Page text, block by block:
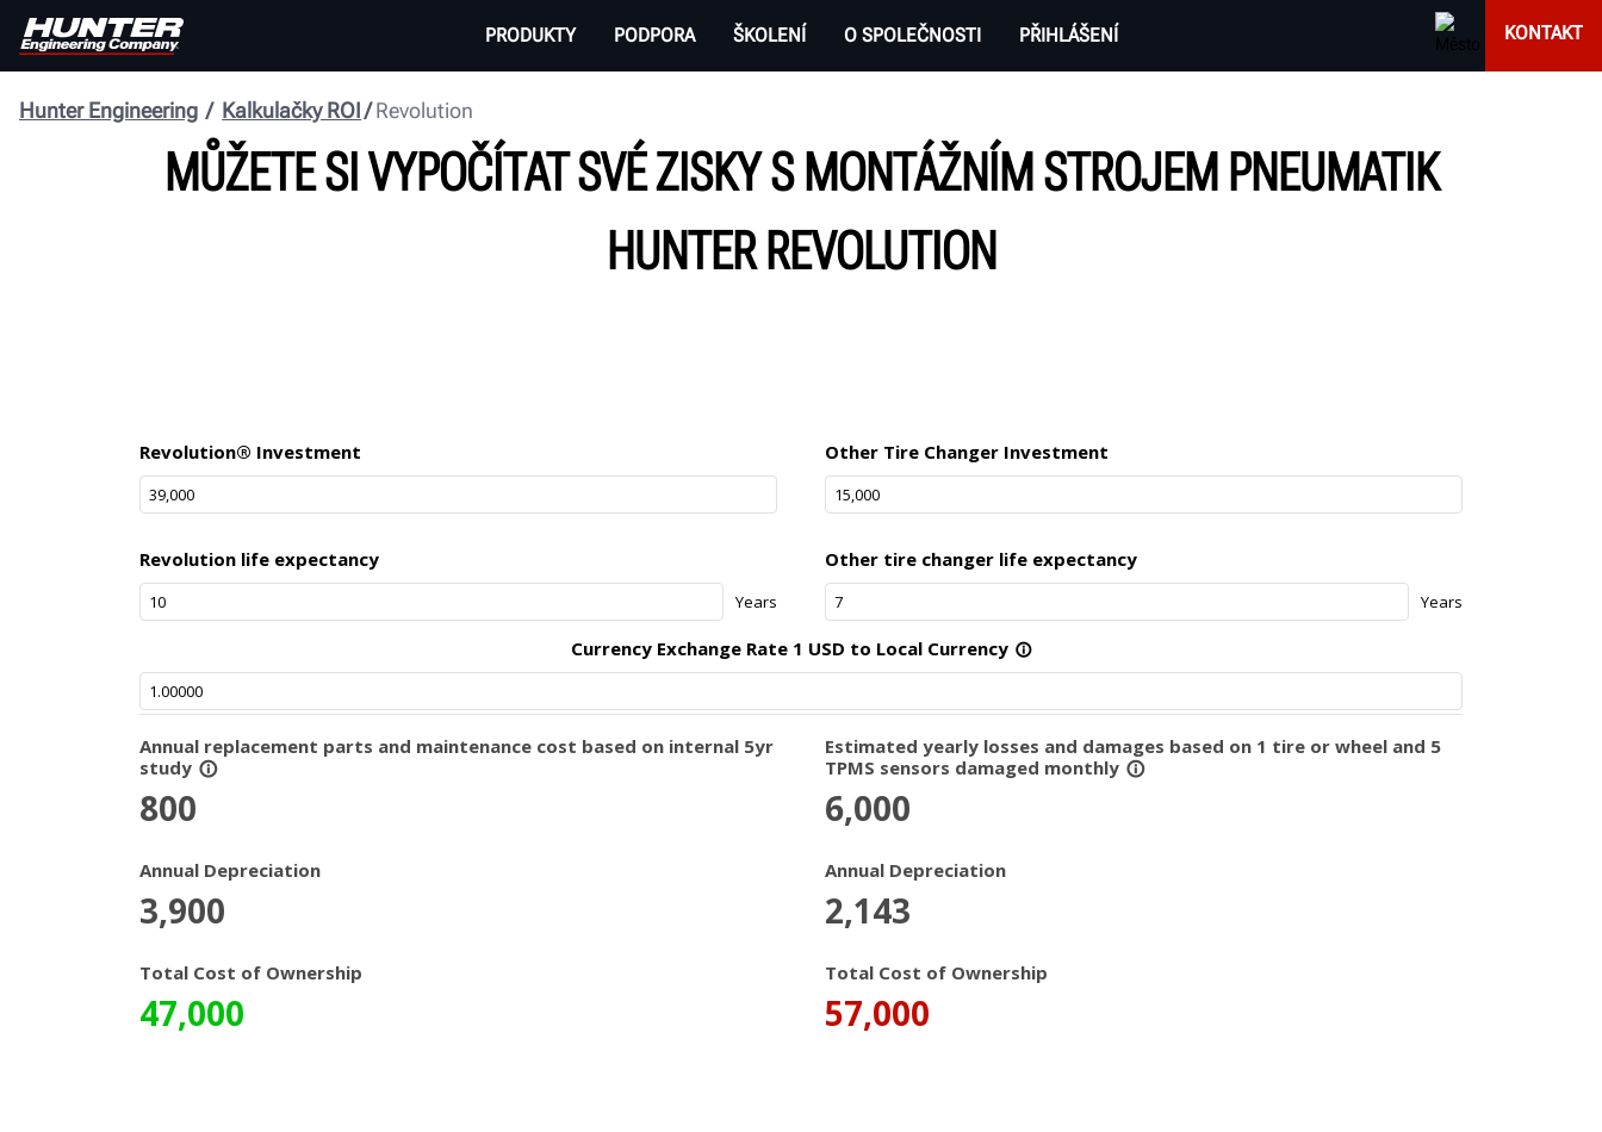
PRODUKTY PODPORA ŠKOLENÍ O SPOLEČNOSTI PŘIHLÁŠENÍ KONTAKT
Revolution
Kalkulačky ROI
Hunter Engineering
MŮŽETE SI VYPOČÍTAT SVÉ ZISKY S MONTÁŽNÍM STROJEM PNEUMATIK
HUNTER REVOLUTION